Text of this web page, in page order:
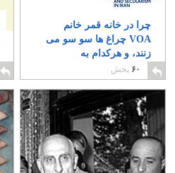
چرا در خانه قمر خانم
VOA چراغ ها سو سو می
زنند، و هرکدام به
خاموشی می روند؟
۶۰ پخش